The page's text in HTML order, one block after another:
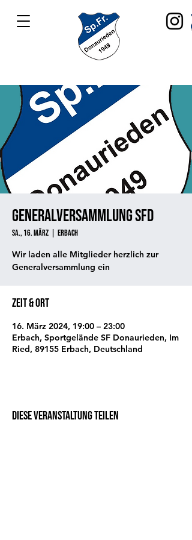
Generalversammlung SFD
Sa., 16. März Erbach
Wir laden alle Mitglieder herzlich zur
Generalversammlung ein
Zeit & Ort
16. März 2024, 19:00 – 23:00
Erbach, Sportgelände SF Donaurieden, Im
Ried, 89155 Erbach, Deutschland
Diese Veranstaltung teilen